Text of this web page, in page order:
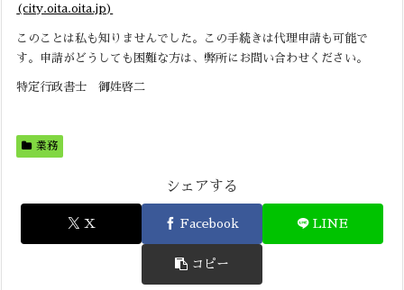
(city.oita.oita.jp)
このことは私も知りませんでした。この手続きは代理申請も可能で
す。申請がどうしても困難な方は、弊所にお問い合わせください。
特定行政書士 御姓啓二
業務
シェアする
X Facebook LINE
コピー